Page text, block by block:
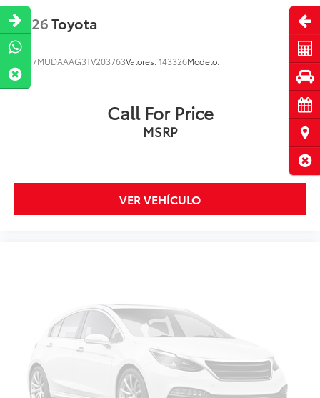
2026Toyota
VIN:7MUDAAAG3TV203763Valores:143326Modelo:
Call For Price
MSRP
VER VEHÍCULO